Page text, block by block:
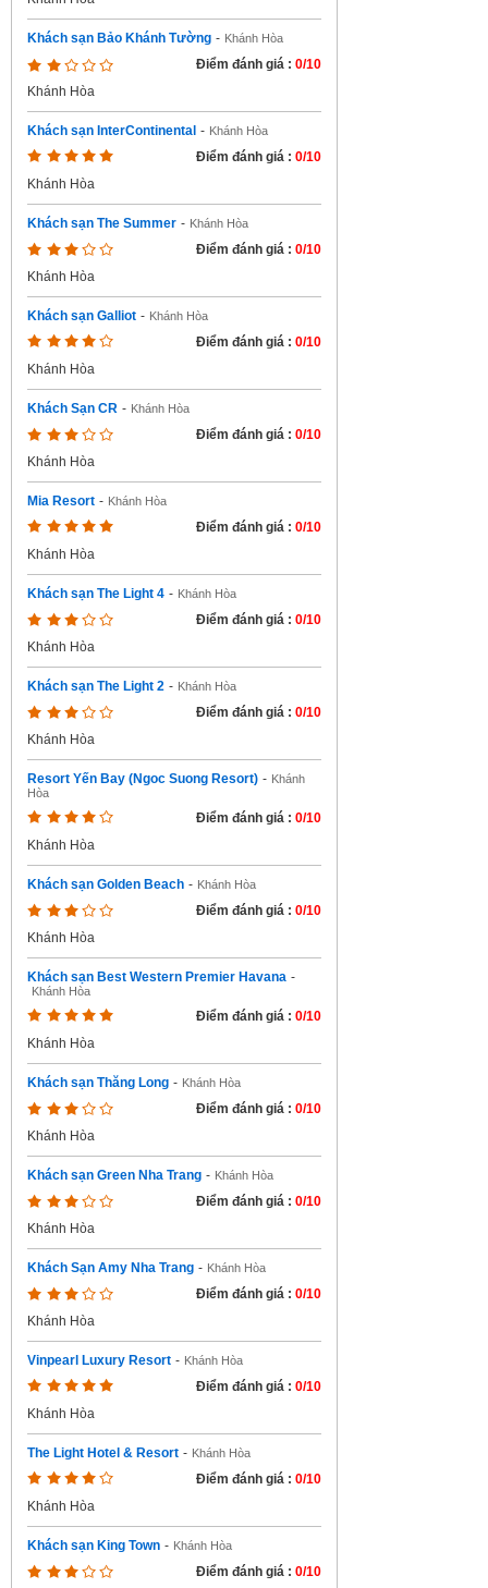
Khách sạn Bảo Khánh Tường - Khánh Hòa
Điểm đánh giá : 0/10
Khánh Hòa
Khách sạn InterContinental - Khánh Hòa
Điểm đánh giá : 0/10
Khánh Hòa
Khách sạn The Summer - Khánh Hòa
Điểm đánh giá : 0/10
Khánh Hòa
Khách sạn Galliot - Khánh Hòa
Điểm đánh giá : 0/10
Khánh Hòa
Khách Sạn CR - Khánh Hòa
Điểm đánh giá : 0/10
Khánh Hòa
Mia Resort - Khánh Hòa
Điểm đánh giá : 0/10
Khánh Hòa
Khách sạn The Light 4 - Khánh Hòa
Điểm đánh giá : 0/10
Khánh Hòa
Khách sạn The Light 2 - Khánh Hòa
Điểm đánh giá : 0/10
Khánh Hòa
Resort Yến Bay (Ngoc Suong Resort) - Khánh
Hòa
Điểm đánh giá : 0/10
Khánh Hòa
Khách sạn Golden Beach - Khánh Hòa
Điểm đánh giá : 0/10
Khánh Hòa
Khách sạn Best Western Premier Havana -
Khánh Hòa
Điểm đánh giá : 0/10
Khánh Hòa
Khách sạn Thăng Long - Khánh Hòa
Điểm đánh giá : 0/10
Khánh Hòa
Khách sạn Green Nha Trang - Khánh Hòa
Điểm đánh giá : 0/10
Khánh Hòa
Khách Sạn Amy Nha Trang - Khánh Hòa
Điểm đánh giá : 0/10
Khánh Hòa
Vinpearl Luxury Resort - Khánh Hòa
Điểm đánh giá : 0/10
Khánh Hòa
The Light Hotel & Resort - Khánh Hòa
Điểm đánh giá : 0/10
Khánh Hòa
Khách sạn King Town - Khánh Hòa
Điểm đánh giá : 0/10